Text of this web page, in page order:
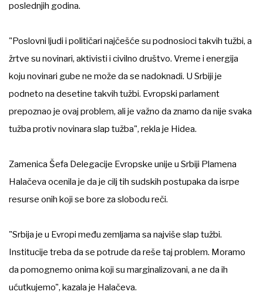
poslednjih godina.
"Poslovni ljudi i političari najčešće su podnosioci takvih tužbi, a
žrtve su novinari, aktivisti i civilno društvo. Vreme i energija
koju novinari gube ne može da se nadoknadi. U Srbiji je
podneto na desetine takvih tužbi. Evropski parlament
prepoznao je ovaj problem, ali je važno da znamo da nije svaka
tužba protiv novinara slap tužba", rekla je Hidea.
Zamenica Šefa Delegacije Evropske unije u Srbiji Plamena
Halačeva ocenila je da je cilj tih sudskih postupaka da isrpe
resurse onih koji se bore za slobodu reči.
"Srbija je u Evropi među zemljama sa najviše slap tužbi.
Institucije treba da se potrude da reše taj problem. Moramo
da pomognemo onima koji su marginalizovani, a ne da ih
ućutkujemo", kazala je Halačeva.